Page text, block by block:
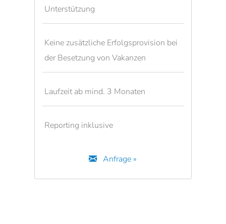
Unterstützung
Keine zusätzliche Erfolgsprovision bei
der Besetzung von Vakanzen
Laufzeit ab mind. 3 Monaten
Reporting inklusive
Anfrage »